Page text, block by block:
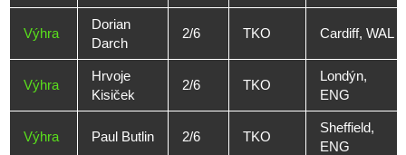
Výhra
Dorian
Darch
2/6 TKO Cardiff, WAL
Výhra
Hrvoje
Kisiček
2/6 TKO
Londýn,
ENG
Výhra Paul Butlin 2/6 TKO
Sheffield,
ENG